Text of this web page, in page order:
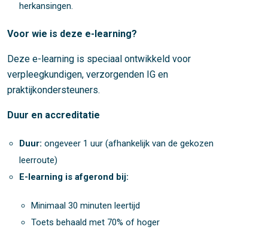
herkansingen.
Voor wie is deze e-learning?
Deze e-learning is speciaal ontwikkeld voor
verpleegkundigen, verzorgenden IG en
praktijkondersteuners.
Duur en accreditatie
Duur: ongeveer 1 uur (afhankelijk van de gekozen
leerroute)
E-learning is afgerond bij:
Minimaal 30 minuten leertijd
Toets behaald met 70% of hoger